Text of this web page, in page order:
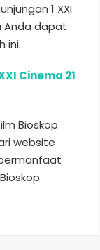
1 XXI
Anda dapat
ini.
Cinema 21
Bioskop
website
bermanfaat